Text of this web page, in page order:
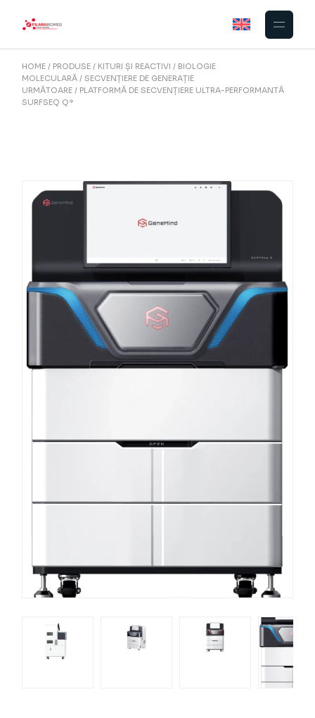
HOME PRODUSE KITURI ȘI REACTIVI
BIOLOGIE
MOLECULARĂ
SECVENȚIERE DE GENERAȚIE
URMĂTOARE
PLATFORMĂ DE SECVENȚIERE ULTRA-PERFORMANTĂ
SURFSEQ Q*